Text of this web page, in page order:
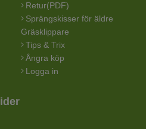
Retur(PDF)
Sprängskisser för äldre
Gräsklippare
Tips & Trix
Ångra köp
Logga in